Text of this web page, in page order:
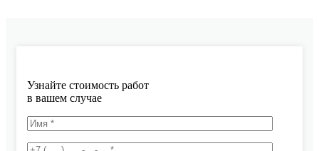
Узнайте стоимость работ
в вашем случае